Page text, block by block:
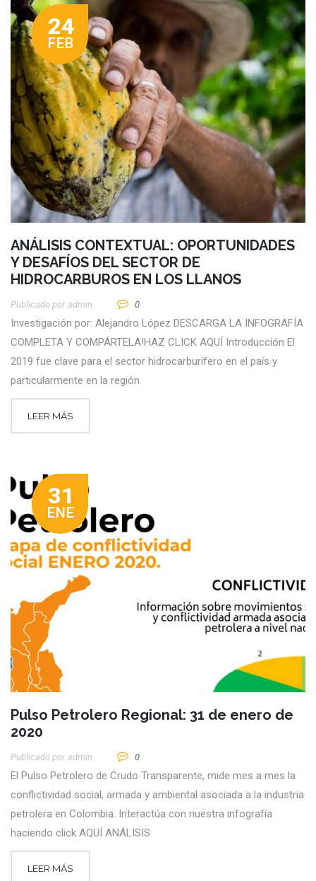
24
FEB
ANÁLISIS CONTEXTUAL: OPORTUNIDADES
Y DESAFÍOS DEL SECTOR DE
HIDROCARBUROS EN LOS LLANOS
Publicado por Admin 0
Investigación por: Alejandro López DESCARGA LA INFOGRAFÍA
COMPLETA Y COMPÁRTELA!HAZ CLICK AQUÍ Introducción El
2019 fue clave para el sector hidrocarburífero en el país y
particularmente en la región
LEER MÁS
31
ENE
Pulso Petrolero Regional: 31 de enero de
2020
Publicado por Admin 0
El Pulso Petrolero de Crudo Transparente, mide mes a mes la
conflictividad social, armada y ambiental asociada a la industria
petrolera en Colombia. Interactúa con nuestra infografía
haciendo click AQUÍ ANÁLISIS
LEER MÁS